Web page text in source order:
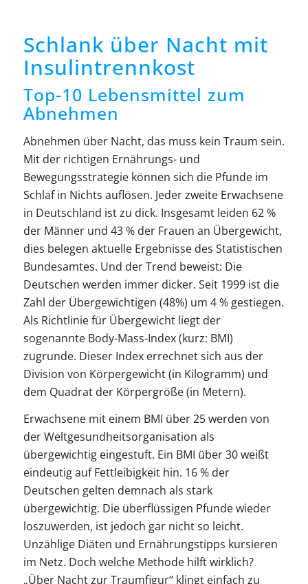
Schlank über Nacht mit
Insulintrennkost
Top-10 Lebensmittel zum
Abnehmen
Abnehmen über Nacht, das muss kein Traum sein.
Mit der richtigen Ernährungs- und
Bewegungsstrategie können sich die Pfunde im
Schlaf in Nichts auflösen. Jeder zweite Erwachsene
in Deutschland ist zu dick. Insgesamt leiden 62 %
der Männer und 43 % der Frauen an Übergewicht,
dies belegen aktuelle Ergebnisse des Statistischen
Bundesamtes. Und der Trend beweist: Die
Deutschen werden immer dicker. Seit 1999 ist die
Zahl der Übergewichtigen (48%) um 4 % gestiegen.
Als Richtlinie für Übergewicht liegt der
sogenannte Body-Mass-Index (kurz: BMI)
zugrunde. Dieser Index errechnet sich aus der
Division von Körpergewicht (in Kilogramm) und
dem Quadrat der Körpergröße (in Metern).
Erwachsene mit einem BMI über 25 werden von
der Weltgesundheitsorganisation als
übergewichtig eingestuft. Ein BMI über 30 weißt
eindeutig auf Fettleibigkeit hin. 16 % der
Deutschen gelten demnach als stark
übergewichtig. Die überflüssigen Pfunde wieder
loszuwerden, ist jedoch gar nicht so leicht.
Unzählige Diäten und Ernährungstipps kursieren
im Netz. Doch welche Methode hilft wirklich?
„Über Nacht zur Traumfigur“ klingt einfach zu